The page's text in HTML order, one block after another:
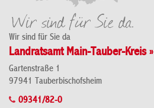
Wir sind für Sie da
Landratsamt Main-Tauber-Kreis »
Gartenstraße 1
97941 Tauberbischofsheim
09341/82-0